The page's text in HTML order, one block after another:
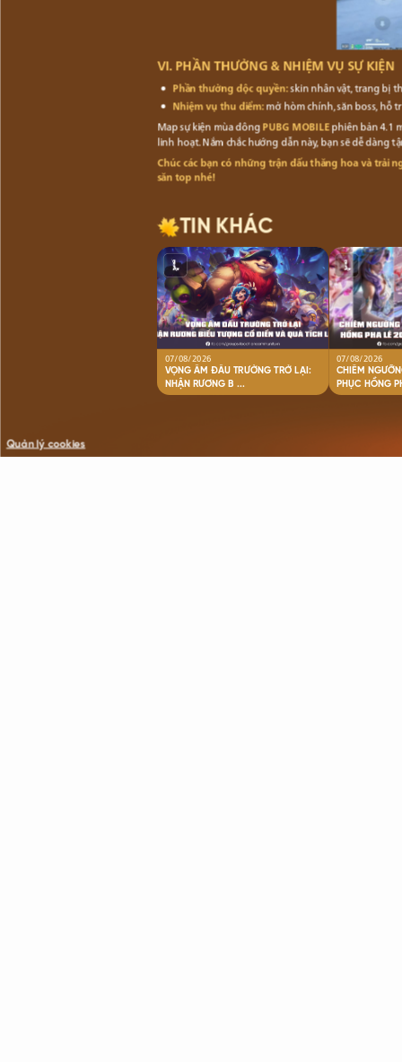
VI. PHẦN THƯỞNG & NHIỆM VỤ SỰ KIỆN
Phần thưởng độc quyền:skin nhân vật, trang bị
Nhiệm vụ thu điểm:mở hòm chính, săn boss, hỗ
Map sự kiện mùa đôngPUBG MOBILEphiên bản 4.1
linh hoạt. Nắm chắc hướng dẫn này, bạn sẽ dễ
Chúc các bạn có những trận đấu thăng hoa và trải
săn top nhé!
TIN KHÁC
07/08/2026
VỌNG ÂM ĐẤU TRƯỜNG TRỞ LẠI:
NHẬN RƯƠNG B ...
07/08/2026
CHIÊM
Quản lý cookies